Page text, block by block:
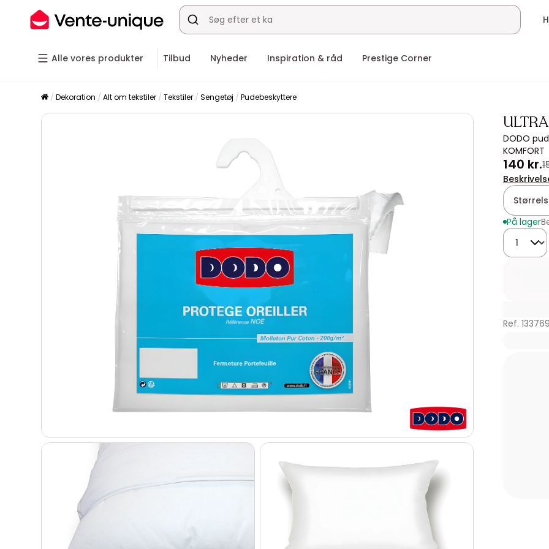
Alle vores produkter Tilbud Nyheder Inspiration & råd Prestige Corner
Dekoration Alt om tekstiler Tekstiler Sengetøj Pudebeskyttere
DODO
KOMFORT
140 kr.
På lager
Mængde
Ref.